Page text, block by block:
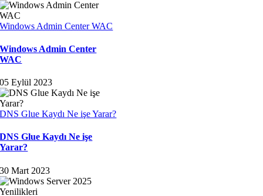
Windows Admin Center WAC
Windows Admin Center
WAC
05 Eylül 2023
DNS Glue Kaydı Ne işe Yarar?
DNS Glue Kaydı Ne işe
Yarar?
30 Mart 2023
Top